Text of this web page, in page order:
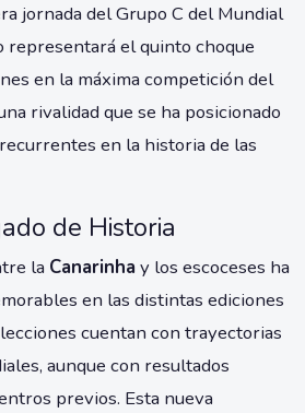
jornada del Grupo C del Mundial
representará el quinto choque
en la máxima competición del
rivalidad que se ha posicionado
en la historia de las
de Historia
la Canarinhay los escoceses ha
en las distintas ediciones
cuentan con trayectorias
aunque con resultados
previos. Esta nueva